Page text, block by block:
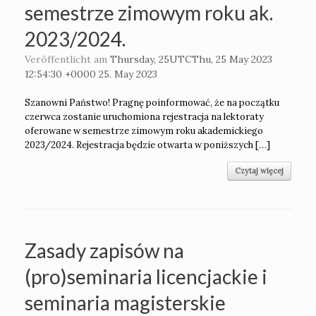
semestrze zimowym roku ak.
2023/2024.
Veröffentlicht am Thursday, 25UTCThu, 25 May 2023
12:54:30 +0000 25. May 2023
Szanowni Państwo! Pragnę poinformować, że na początku
czerwca zostanie uruchomiona rejestracja na lektoraty
oferowane w semestrze zimowym roku akademickiego
2023/2024. Rejestracja będzie otwarta w poniższych […]
Czytaj więcej
Zasady zapisów na
(pro)seminaria licencjackie i
seminaria magisterskie